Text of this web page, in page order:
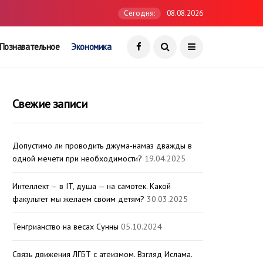
Сегодня: 08.08.2026
Экономика
Свежие записи
Допустимо ли проводить джума-намаз дважды в
одной мечети при необходимости? 19.04.2025
Интеллект — в IT, душа — на самотек. Какой
факультет мы желаем своим детям? 30.03.2025
Тенгрианство на весах Сунны 05.10.2024
Связь движения ЛГБТ с атеизмом. Взгляд Ислама.